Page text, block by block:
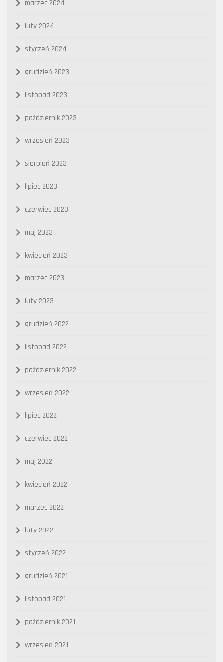
marzec 2024
luty 2024
styczeń 2024
grudzień 2023
listopad 2023
październik 2023
wrzesień 2023
sierpień 2023
lipiec 2023
czerwiec 2023
maj 2023
kwiecień 2023
marzec 2023
luty 2023
grudzień 2022
listopad 2022
październik 2022
wrzesień 2022
lipiec 2022
czerwiec 2022
maj 2022
kwiecień 2022
marzec 2022
luty 2022
styczeń 2022
grudzień 2021
listopad 2021
październik 2021
wrzesień 2021